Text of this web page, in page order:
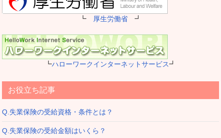
┗ 厚生労働省 ┛
┗ハローワークインターネットサービス┛
お役立ち記事
Q.失業保険の受給資格・条件とは？
Q.失業保険の受給金額はいくら？